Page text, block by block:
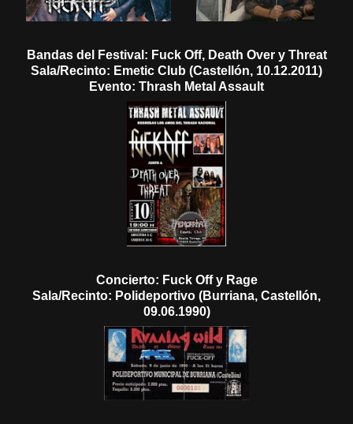
Bandas del Festival: Fuck Off, Death Over y Threat
Sala/Recinto: Emetic Club (Castellón, 10.12.2011)
Evento: Thrash Metal Assault
Concierto: Fuck Off y Rage
Sala/Recinto: Polideportivo (Burriana, Castellón,
09.06.1990)